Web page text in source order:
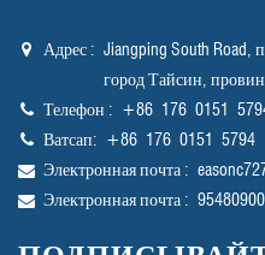
Адрес : Jiangping South
город Тайсин,
Телефон : +86 176 0151
Ватсап: +86 176 0151 5794
Электронная почта :
Электронная почта :